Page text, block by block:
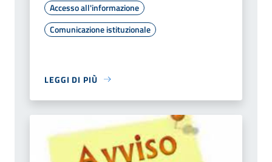
Accesso all'informazione
Comunicazione istituzionale
LEGGI DI PIÙ